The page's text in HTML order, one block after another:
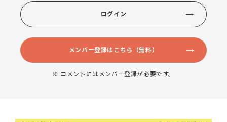
ログイン
メンバー登録はこちら（無料）
※ コメントにはメンバー登録が必要です。